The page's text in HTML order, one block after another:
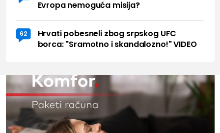
Evropa nemoguća misija?
62
Hrvati pobesneli zbog srpskog UFC
borca: "Sramotno i skandalozno!" VIDEO